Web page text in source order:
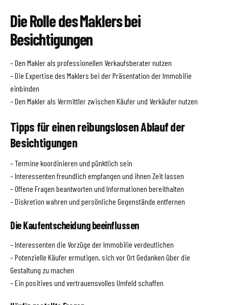
Die Rolle des Maklers bei
Besichtigungen
– Den Makler als professionellen Verkaufsberater nutzen
– Die Expertise des Maklers bei der Präsentation der Immobilie
einbinden
– Den Makler als Vermittler zwischen Käufer und Verkäufer nutzen
Tipps für einen reibungslosen Ablauf der
Besichtigungen
– Termine koordinieren und pünktlich sein
– Interessenten freundlich empfangen und ihnen Zeit lassen
– Offene Fragen beantworten und Informationen bereithalten
– Diskretion wahren und persönliche Gegenstände entfernen
Die Kaufentscheidung beeinflussen
– Interessenten die Vorzüge der Immobilie verdeutlichen
– Potenzielle Käufer ermutigen, sich vor Ort Gedanken über die
Gestaltung zu machen
– Ein positives und vertrauensvolles Umfeld schaffen